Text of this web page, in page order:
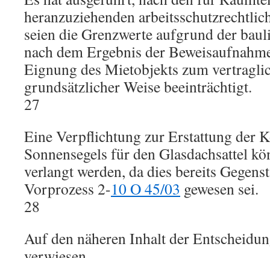
heranzuziehenden
seien die Grenzwerte aufgrund der
nach dem Ergebnis der
Eignung des Mietobjekts zum
grundsätzlicher Weise beeinträchtigt.
27
Eine Verpflichtung zur Erstattung der
Sonnensegels für den Glasdachsattel
verlangt werden, da dies bereits
Vorprozess 2-10 O 45/03 gewesen sei.
28
Auf den näheren Inhalt der